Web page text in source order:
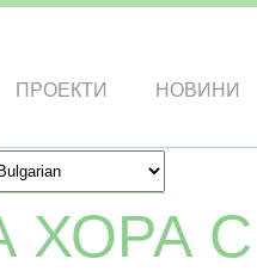
ПРОЕКТИ НОВИНИ
ХОРА С